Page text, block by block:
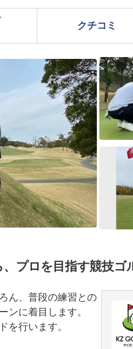
クチコミ
プロを目指す競技
ん、普段の練習との
ンに着目します。
を行います。